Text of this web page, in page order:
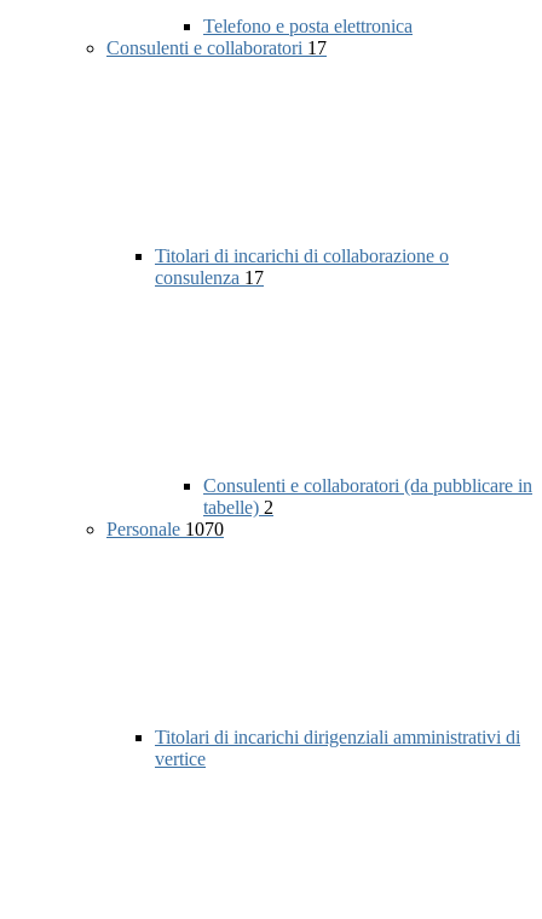
Telefono e posta elettronica
Consulenti e collaboratori 17
Titolari di incarichi di collaborazione o
consulenza 17
Consulenti e collaboratori (da pubblicare in
tabelle) 2
Personale 1070
Titolari di incarichi dirigenziali amministrativi di
vertice